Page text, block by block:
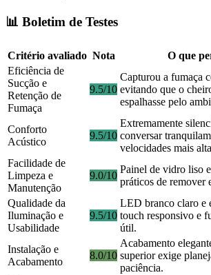
📊 Boletim de Testes
Critério avaliado Nota
O que
Eficiência de
Sucção e
Retenção de
Fumaça
9.5/10
Capturou a fumaça
evitando que o
espalhasse pelo
Conforto
Acústico
9.5/10
Extremamente
conversar
velocidades mais
Facilidade de
Limpeza e
Manutenção
9.0/10
Painel de vidro liso
práticos de remover
Qualidade da
Iluminação e
Usabilidade
9.5/10
LED branco claro e
touch responsivo e
útil.
Instalação e
Acabamento
8.0/10
Acabamento
superior exige
paciência.